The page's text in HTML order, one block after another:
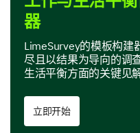
现在让我们探讨您在工
些影响和挑战。
请评价这些因素对您
响（1为最小，10为
少，有时，经常，总
器
LimeSurvey的模板构建
尽且以结果为导向的调
生活平衡方面的关键见解
立即开始